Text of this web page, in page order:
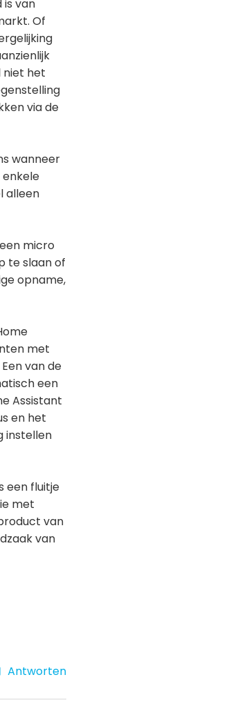
van
Of
niet het
via de
wanneer
alleen
micro
te slaan of
opname,
met
van de
een
Assistant
en het
instellen
een fluitje
met
van
van
Antworten